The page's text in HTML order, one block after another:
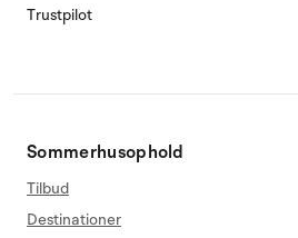
Trustpilot
Sommerhusophold
Tilbud
Destinationer